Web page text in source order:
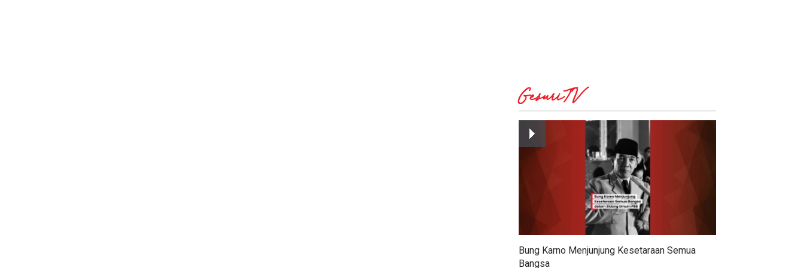
GesuriTV
Bung Karno Menjunjung Kesetaraan Semua
Bangsa